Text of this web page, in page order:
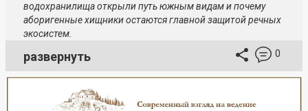
водохранилища открыли путь южным видам и почему
аборигенные хищники остаются главной защитой речных
экосистем.
развернуть 0